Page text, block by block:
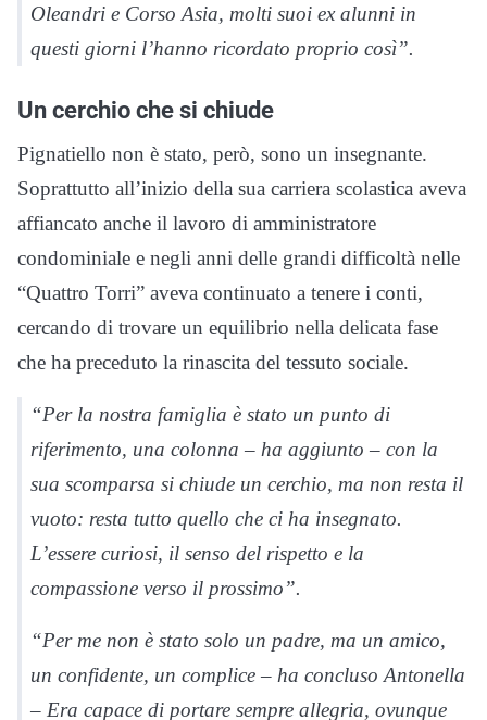
Oleandri e Corso Asia, molti suoi ex alunni in
questi giorni l’hanno ricordato proprio così”.
Un cerchio che si chiude
Pignatiello non è stato, però, sono un insegnante.
Soprattutto all’inizio della sua carriera scolastica aveva
affiancato anche il lavoro di amministratore
condominiale e negli anni delle grandi difficoltà nelle
“Quattro Torri” aveva continuato a tenere i conti,
cercando di trovare un equilibrio nella delicata fase
che ha preceduto la rinascita del tessuto sociale.
“Per la nostra famiglia è stato un punto di
riferimento, una colonna – ha aggiunto – con la
sua scomparsa si chiude un cerchio, ma non resta il
vuoto: resta tutto quello che ci ha insegnato.
L’essere curiosi, il senso del rispetto e la
compassione verso il prossimo”.
“Per me non è stato solo un padre, ma un amico,
un confidente, un complice – ha concluso Antonella
– Era capace di portare sempre allegria, ovunque